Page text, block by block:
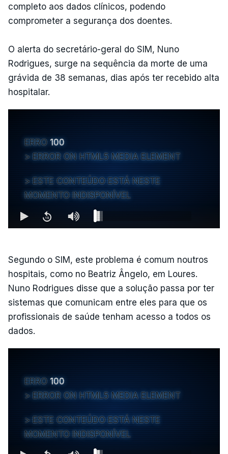
completo aos dados clínicos, podendo
comprometer a segurança dos doentes.
O alerta do secretário-geral do SIM, Nuno
Rodrigues, surge na sequência da morte de uma
grávida de 38 semanas, dias após ter recebido alta
hospitalar.
ERRO 100
ERROR ON HTML5 MEDIA ELEMENT
ESTE CONTEÚDO ESTÁ NESTE
MOMENTO INDISPONÍVEL
Segundo o SIM, este problema é comum noutros
hospitais, como no Beatriz Ângelo, em Loures.
Nuno Rodrigues disse que a solução passa por ter
sistemas que comunicam entre eles para que os
profissionais de saúde tenham acesso a todos os
dados.
ERRO 100
ERROR ON HTML5 MEDIA ELEMENT
ESTE CONTEÚDO ESTÁ NESTE
MOMENTO INDISPONÍVEL